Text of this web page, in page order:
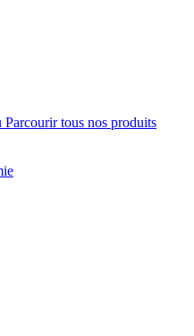
Parcourir tous nos produits